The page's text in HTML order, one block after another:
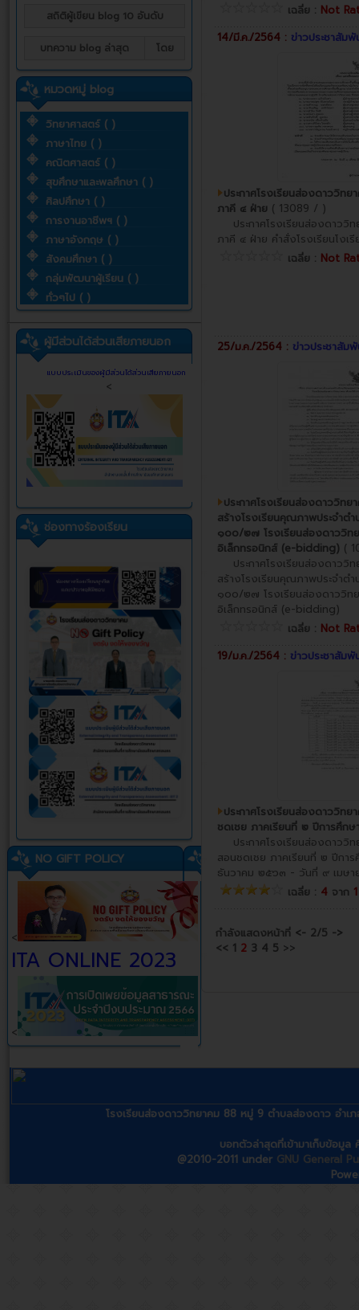
สถิติผู้เขียน blog 10 อันดับ
บทความ blog ล่าสุด โดย
หมวดหมู่ blog
วิทยาศาสตร์ ( )
ภาษาไทย ( )
คณิตศาสตร์ ( )
สุขศึกษาและพลศึกษา ( )
ศิลปศึกษา ( )
การงานอาชีพฯ ( )
ภาษาอังกฤษ ( )
สังคมศึกษา ( )
กลุ่มพัฒนาผู้เรียน ( )
ทั่วๆไป ( )
ผู้มีส่วนได้ส่วนเสียภายนอก
แบบประเมินของผู้มีส่วนได้ส่วนเสียภายนอก
<
ช่องทางร้องเรียน
NO GIFT POLICY
<
ITA ONLINE 2023
<
เฉลี่ย : Not
14/มี.ค./2564 : ข่าวประชาสัม
ประกาศโรงเรียนส่องดาววิท
ภาคี ๔ ฝ่าย ( 13089 / )
ประกาศโรงเรียนส่องดาววิ
ภาคี ๔ ฝ่าย คำสั่งโรงเรียนโง
เฉลี่ย : Not
25/ม.ค./2564 : ข่าวประชาสัม
ประกาศโรงเรียนส่องดาววิท
สร้างโรงเรียนคุณภาพประจำต
๑๐๐/๒๗ โรงเรียนส่องดาววิท
อิเล็กทรอนิกส์ (e-bidding) (
ประกาศโรงเรียนส่องดาววิท
สร้างโรงเรียนคุณภาพประจำต
๑๐๐/๒๗ โรงเรียนส่องดาววิท
อิเล็กทรอนิกส์ (e-bidding)
เฉลี่ย : Not
19/ม.ค./2564 : ข่าวประชาสัมพั
ประกาศโรงเรียนส่องดาววิทย
ชดเชย ภาคเรียนที่ ๒ ปีการศึก
ประกาศโรงเรียนส่องดาววิท
สอนชดเชย ภาคเรียนที่ ๒ ปีก
ธันวาคม ๒๕๖๓ - วันที่ ๙ เมษ
เฉลี่ย : 4 จาก
กำลังแสดงหน้าที่ <- 2/5 ->
<< 1 2 3 4 5 >>
โรงเรียนส่องดาววิทยาคม 88 หมู่ 9 ตำบลส่องดาว อำ
บอทตัวล่าสุดที่เข้ามาเก็บข้อมู
@2010-2011 under GNU General